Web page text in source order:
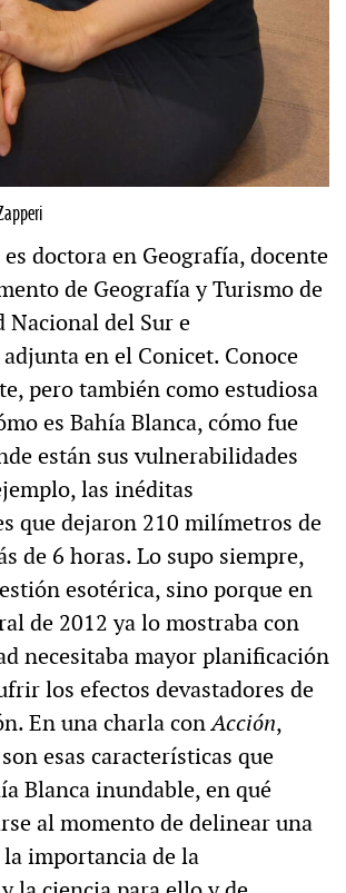
doctora en Geografía, docente
de Geografía y Turismo de
Nacional del Sur e
en el Conicet. Conoce
pero también como estudiosa
es Bahía Blanca, cómo fue
están sus vulnerabilidades
las inéditas
que dejaron 210 milímetros de
de 6 horas. Lo supo siempre,
esotérica, sino porque en
de 2012 ya lo mostraba con
necesitaba mayor planificación
los efectos devastadores de
En una charla conAcción,
esas características que
Blanca inundable, en qué
al momento de delinear una
importancia de la